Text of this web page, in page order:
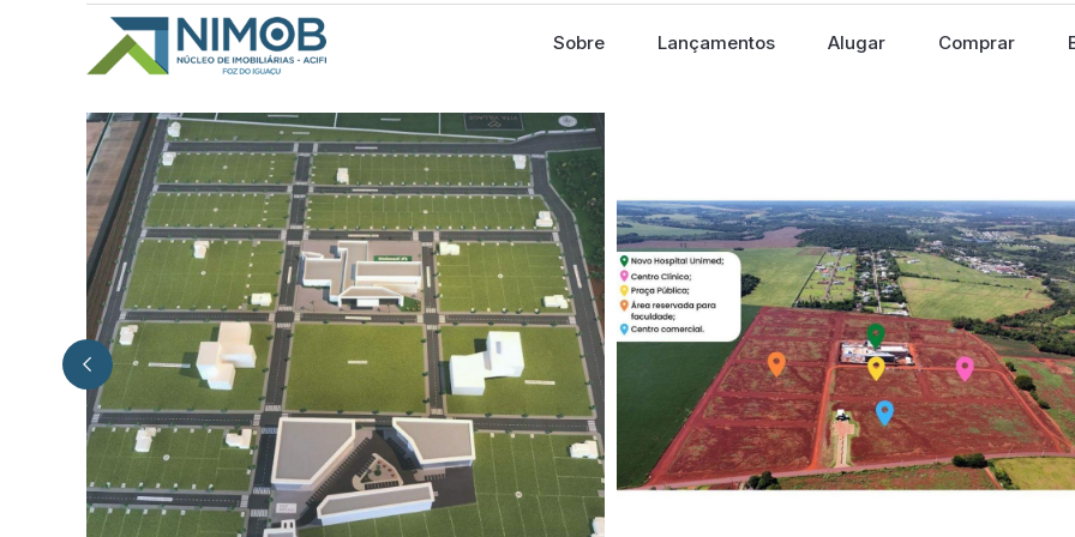
Sobre Lançamentos Alugar Comprar